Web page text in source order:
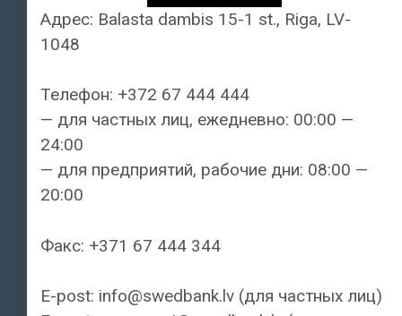
Адрес: Balasta dambis 15-1 st., Riga, LV-
1048
Телефон: +372 67 444 444
— для частных лиц, ежедневно: 00:00 —
24:00
— для предприятий, рабочие дни: 08:00 —
20:00
Факс: +371 67 444 344
E-post: info@swedbank.lv (для частных лиц)